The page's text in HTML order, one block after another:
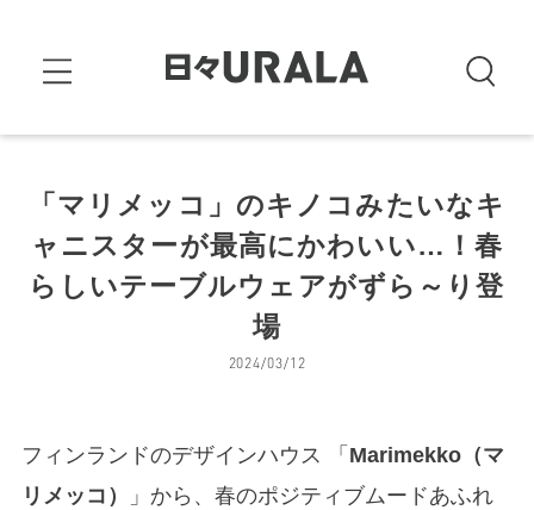
「マリメッコ」のキノコみたいなキ
ャニスターが最高にかわいい…！春
らしいテーブルウェアがずら～り登
場
2024/03/12
フィンランドのデザインハウス 「 Marimekko（マ
リメッコ）
」から、春のポジティブムードあふれ